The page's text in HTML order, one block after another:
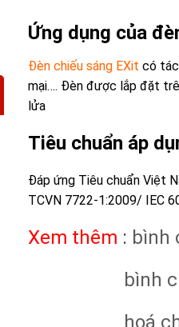
Ứng dụng của
Đèn chiếu sáng EXit có
mại…. Đèn được lắp đặt
lửa
Tiêu chuẩn áp
Đáp ứng Tiêu chuẩn Việt
TCVN 7722-1:2009/ IEC
Xem thêm : bình
bình
hoá